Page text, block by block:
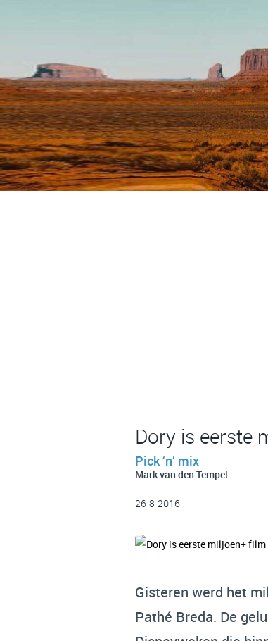
Dory is eerste
Pick ‘n’ mix
Mark van den Tempel
26-8-2016
Gisteren werd het
Pathé Breda. De